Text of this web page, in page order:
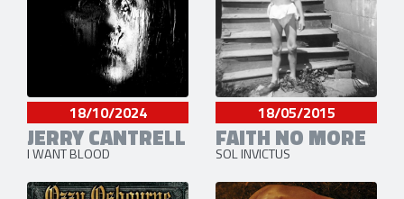
18/10/2024
JERRY CANTRELL
I WANT BLOOD
18/05/2015
FAITH NO MORE
SOL INVICTUS